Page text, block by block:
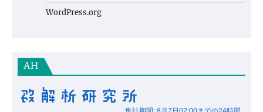
WordPress.org
AH